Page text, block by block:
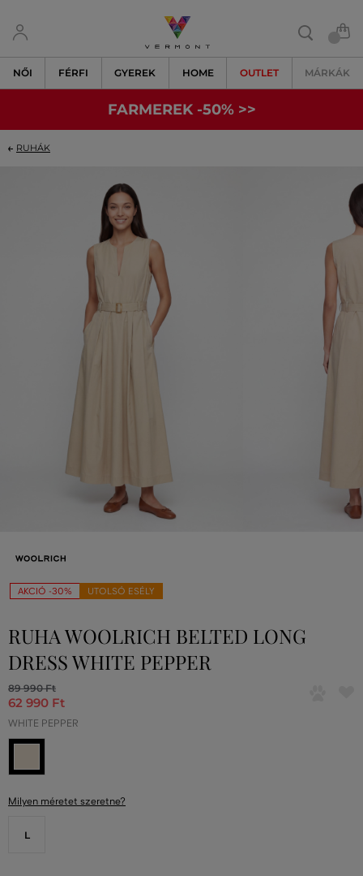
NŐI FÉRFI GYEREK HOME OUTLET MÁRKÁK
FARMEREK -50% >>
RUHÁK
AKCIÓ -30% UTOLSÓ ESÉLY
RUHA WOOLRICH BELTED LONG
DRESS WHITE PEPPER
89 990 Ft
62 990 Ft
WHITE PEPPER
Milyen méretet szeretne?
L